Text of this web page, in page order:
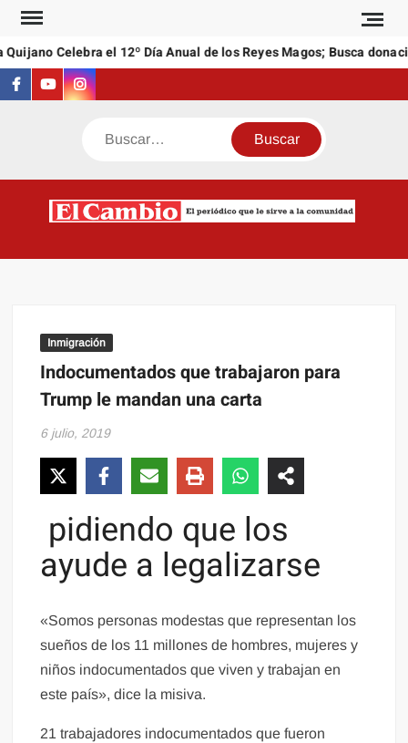
Saltar
contenidoCelebra el 12º Día Anual de los Reyes Magos; Busca
Facebook
YoutubeInstagram
Buscar
Inmigración
Indocumentados que trabajaron para
Trump le mandan una carta
6 julio, 2019
pidiendo que los
ayude a legalizarse
«Somos personas modestas que representan los
sueños de los 11 millones de hombres, mujeres y
niños indocumentados que viven y trabajan en
este país», dice la misiva.
21 trabajadores indocumentados que fueron